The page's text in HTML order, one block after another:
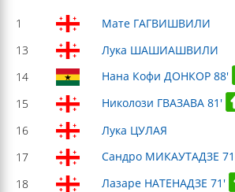
1
Мате ГАГВИШВИЛИ
13
Лука ШАШИАШВИЛИ
14
Нана Кофи ДОНКОР 88'
15
Николози ГВАЗАВА 81'
16
Лука ЦУЛАЯ
17
Сандро МИКАУТАДЗЕ
18
Лазаре НАТЕНАДЗЕ 71'